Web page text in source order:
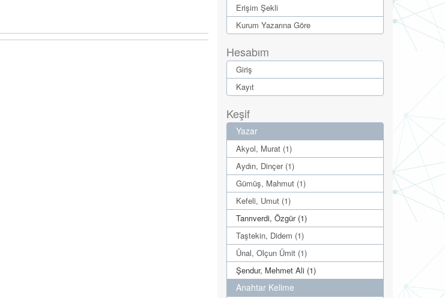
Erişim Şekli
Kurum Yazarına Göre
Hesabım
Giriş
Kayıt
Keşif
Yazar
Akyol, Murat (1)
Aydın, Dinçer (1)
Gümüş, Mahmut (1)
Kefeli, Umut (1)
Tanrıverdi, Özgür (1)
Taştekin, Didem (1)
Ünal, Olçun Ümit (1)
Şendur, Mehmet Ali (1)
Anahtar Kelime